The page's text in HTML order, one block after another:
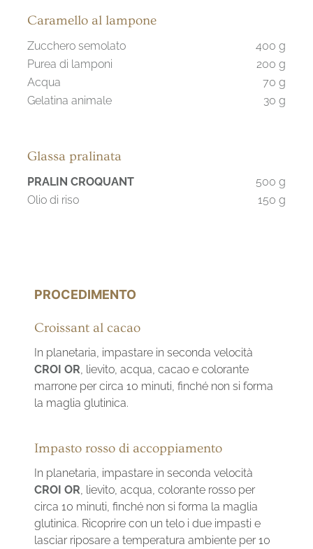
Caramello al lampone
Zucchero semolato
400 g
Purea di lamponi
200 g
Acqua
70 g
Gelatina animale
30 g
Glassa pralinata
PRALIN CROQUANT
500 g
Olio di riso
150 g
PROCEDIMENTO
Croissant al cacao
In planetaria, impastare in seconda velocità
CROI OR, lievito, acqua, cacao e colorante
marrone per circa 10 minuti, finché non si forma
la maglia glutinica.
Impasto rosso di accoppiamento
In planetaria, impastare in seconda velocità
CROI OR , lievito, acqua, colorante rosso per
circa 10 minuti, finché non si forma la maglia
glutinica. Ricoprire con un telo i due impasti e
lasciar riposare a temperatura ambiente per 10